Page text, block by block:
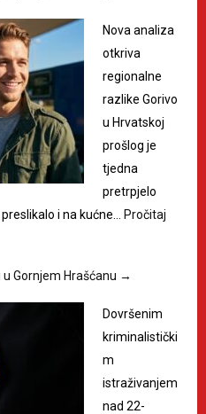
Nova analiza
otkriva
regionalne
razlike Gorivo
u Hrvatskoj
prošlog je
tjedna
pretrpjelo
i na kućne… Pročitaj
Gornjem Hrašćanu →
Dovršenim
kriminalistički
m
istraživanjem
nad 22-